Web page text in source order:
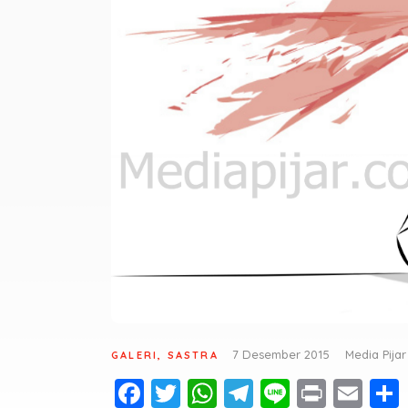
GALERI SASTRA 7 Desember 2015 Media Pijar
Fa T W T Li Pr E